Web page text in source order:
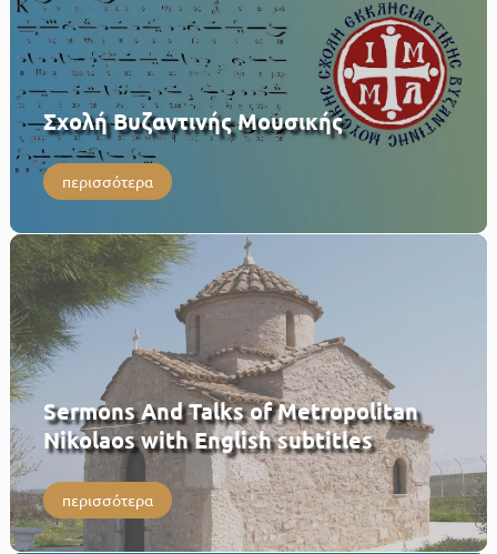
Σχολή Βυζαντινής Μουσικής
περισσότερα
Sermons And Talks of Metropolitan
Nikolaos with English subtitles
περισσότερα